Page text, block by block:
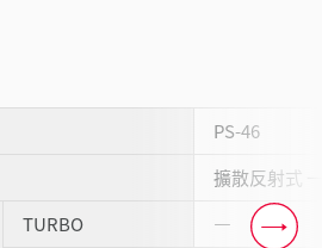
PS-46
擴散反射式
TURBO
―